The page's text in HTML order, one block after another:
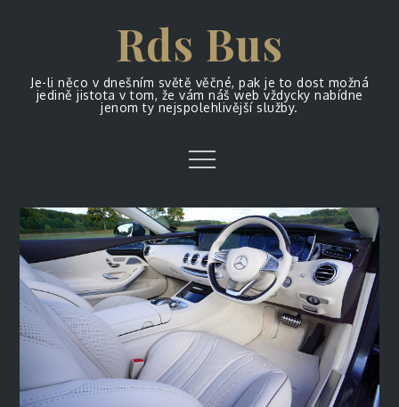
Rds Bus
Je-li něco v dnešním světě věčné, pak je to dost možná
jedině jistota v tom, že vám náš web vždycky nabídne
jenom ty nejspolehlivější služby.
Menu